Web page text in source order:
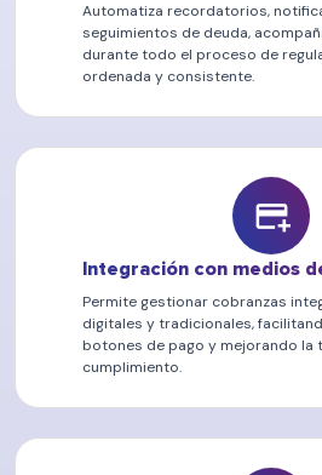
Automatiza recordatorios,
seguimientos de deuda,
durante todo el proceso de
ordenada y consistente.
Integración con medios
Permite gestionar cobranzas
digitales y tradicionales,
botones de pago y mejorando la
cumplimiento.